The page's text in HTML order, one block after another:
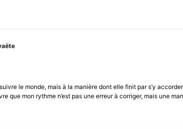
le monde, mais à la manière dont elle finit par s’y
que mon rythme n’est pas une erreur à corriger, mais une